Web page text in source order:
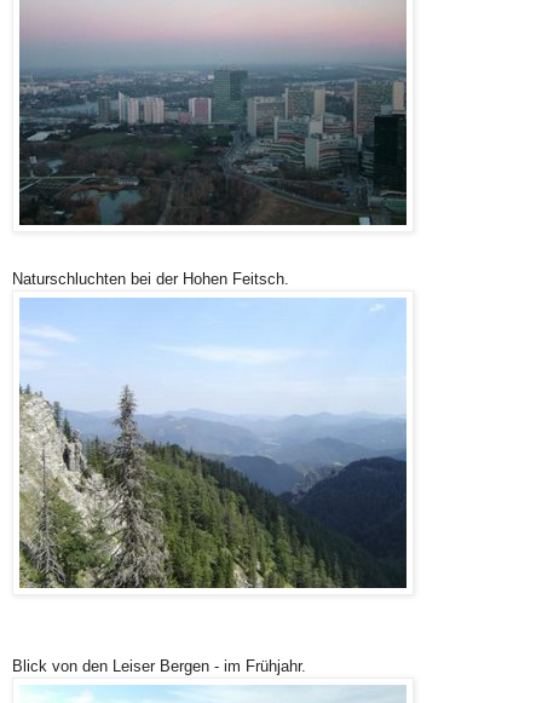
Naturschluchten bei der Hohen Feitsch.
Blick von den Leiser Bergen - im Frühjahr.